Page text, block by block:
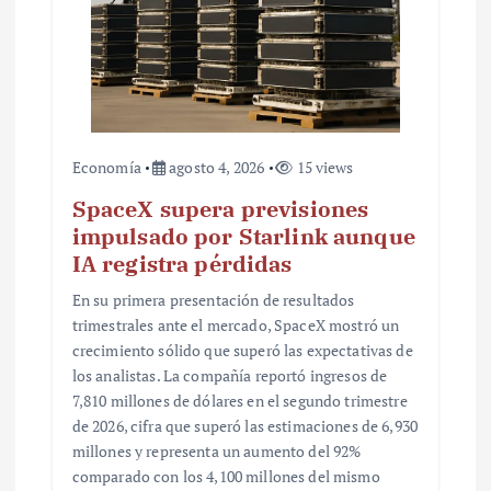
Economía agosto 4, 2026 15 views
SpaceX supera previsiones
impulsado por Starlink aunque
IA registra pérdidas
En su primera presentación de resultados
trimestrales ante el mercado, SpaceX mostró un
crecimiento sólido que superó las expectativas de
los analistas. La compañía reportó ingresos de
7,810 millones de dólares en el segundo trimestre
de 2026, cifra que superó las estimaciones de 6,930
millones y representa un aumento del 92%
comparado con los 4,100 millones del mismo